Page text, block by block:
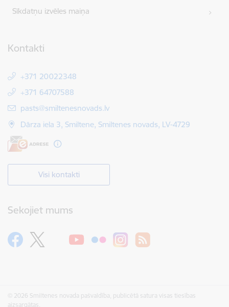
Sīkdatņu izvēles maiņa
Kontakti
+371 20022348
+371 64707588
E-pasts:
pasts@smiltenesnovads.lv
Dārza iela 3, Smiltene, Smiltenes novads, LV-4729
Visi kontakti
Sekojiet mums
© 2026 Smiltenes novada pašvaldība, publicētā satura visas tiesības
aizsargātas.